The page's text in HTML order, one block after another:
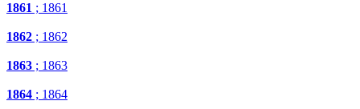
1861 ; 1861
1862 ; 1862
1863 ; 1863
1864 ; 1864